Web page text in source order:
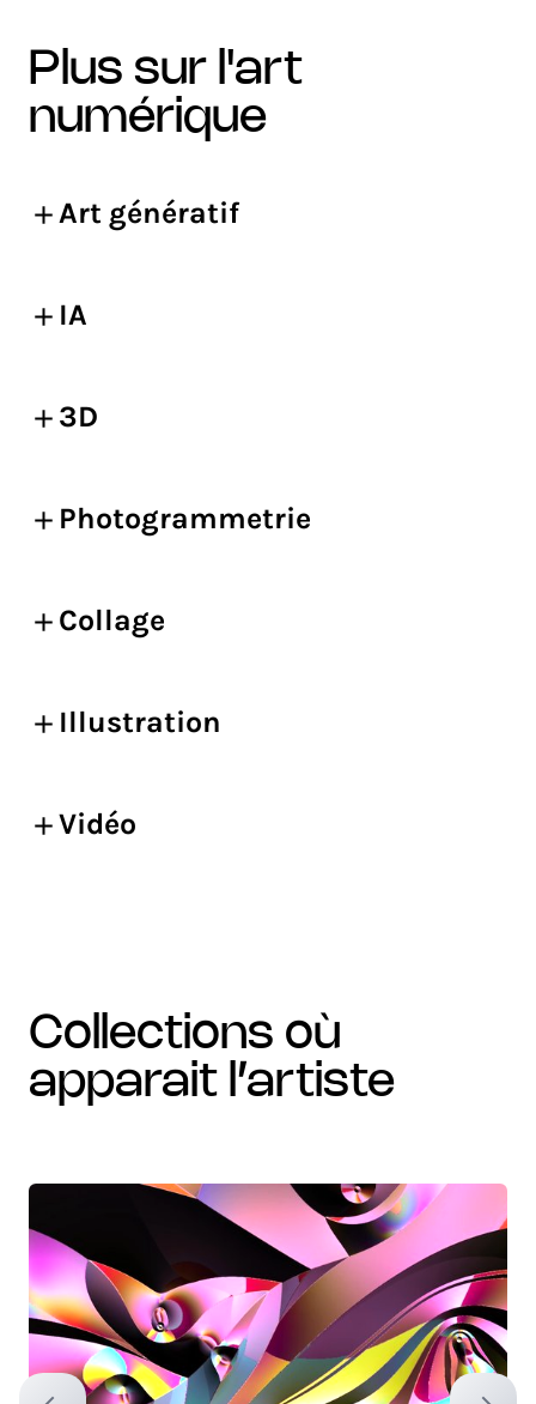
plus sur l'art
numérique
Art génératif
IA
3D
Photogrammetrie
Collage
Illustration
Vidéo
collections où
apparait l’artiste